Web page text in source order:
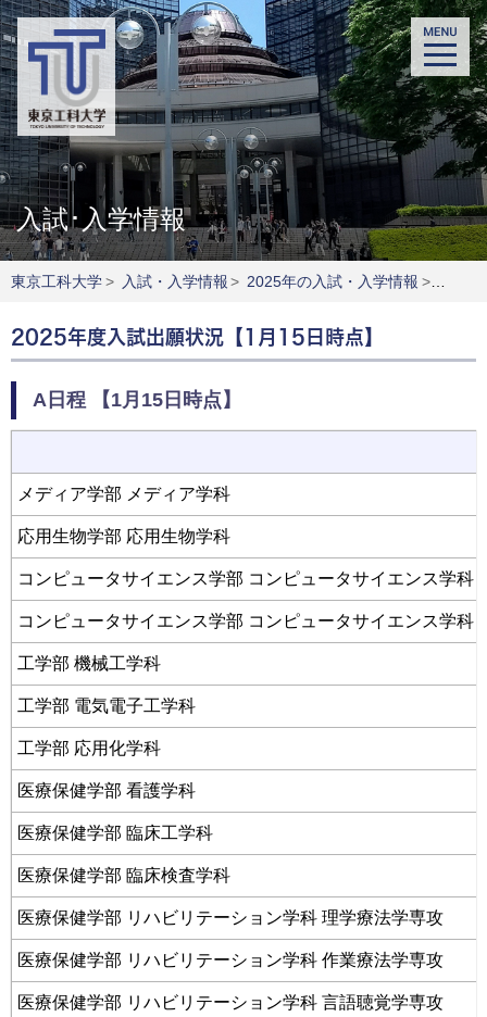
入試･入学情報
東京工科大学> 入試・入学情報 > 2025年の入試・入学情報 >
2025年度入試出願状況【1月15日時点】
A日程 【1月15日時点】
メディア学部 メディア学科
応用生物学部 応用生物学科
コンピュータサイエンス学部 コンピュータサイエンス学科
コンピュータサイエンス学部 コンピュータサイエンス学科
工学部 機械工学科
工学部 電気電子工学科
工学部 応用化学科
医療保健学部 看護学科
医療保健学部 臨床工学科
医療保健学部 臨床検査学科
医療保健学部 リハビリテーション学科 理学療法学専攻
医療保健学部 リハビリテーション学科 作業療法学専攻
医療保健学部 リハビリテーション学科 言語聴覚学専攻